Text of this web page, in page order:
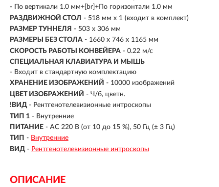
- По вертикали 1.0 мм+[br]+По горизонтали 1.0 мм
РАЗДВИЖНОЙ СТОЛ - 518 мм x 1 (входит в комплект)
РАЗМЕР ТУННЕЛЯ - 503 x 306 мм
РАЗМЕРЫ БЕЗ СТОЛА - 1660 x 746 x 1165 мм
СКОРОСТЬ РАБОТЫ КОНВЕЙЕРА - 0.22 м/с
СПЕЦИАЛЬНАЯ КЛАВИАТУРА И МЫШЬ
- Входит в стандартную комплектацию
ХРАНЕНИЕ ИЗОБРАЖЕНИЙ - 10000 изображений
ЦВЕТ ИЗОБРАЖЕНИЙ - Ч/б, цветн.
!ВИД - Рентгенотелевизионные интроскопы
ТИП 1 - Внутренние
ПИТАНИЕ - AC 220 В (от 10 до 15 %), 50 Гц (± 3 Гц)
ТИП - Внутренние
ВИД - Рентгенотелевизионные интроскопы
ОПИСАНИЕ